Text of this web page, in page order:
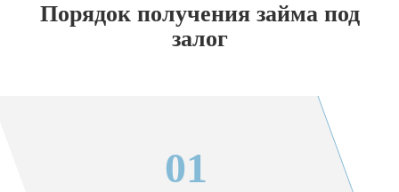
Порядок получения займа под
залог
01